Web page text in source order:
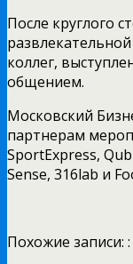
После круглого
коллег,
общением.
Московский
партнерам
SportExpress,
Sense, 316lab и
Похожие записи: :